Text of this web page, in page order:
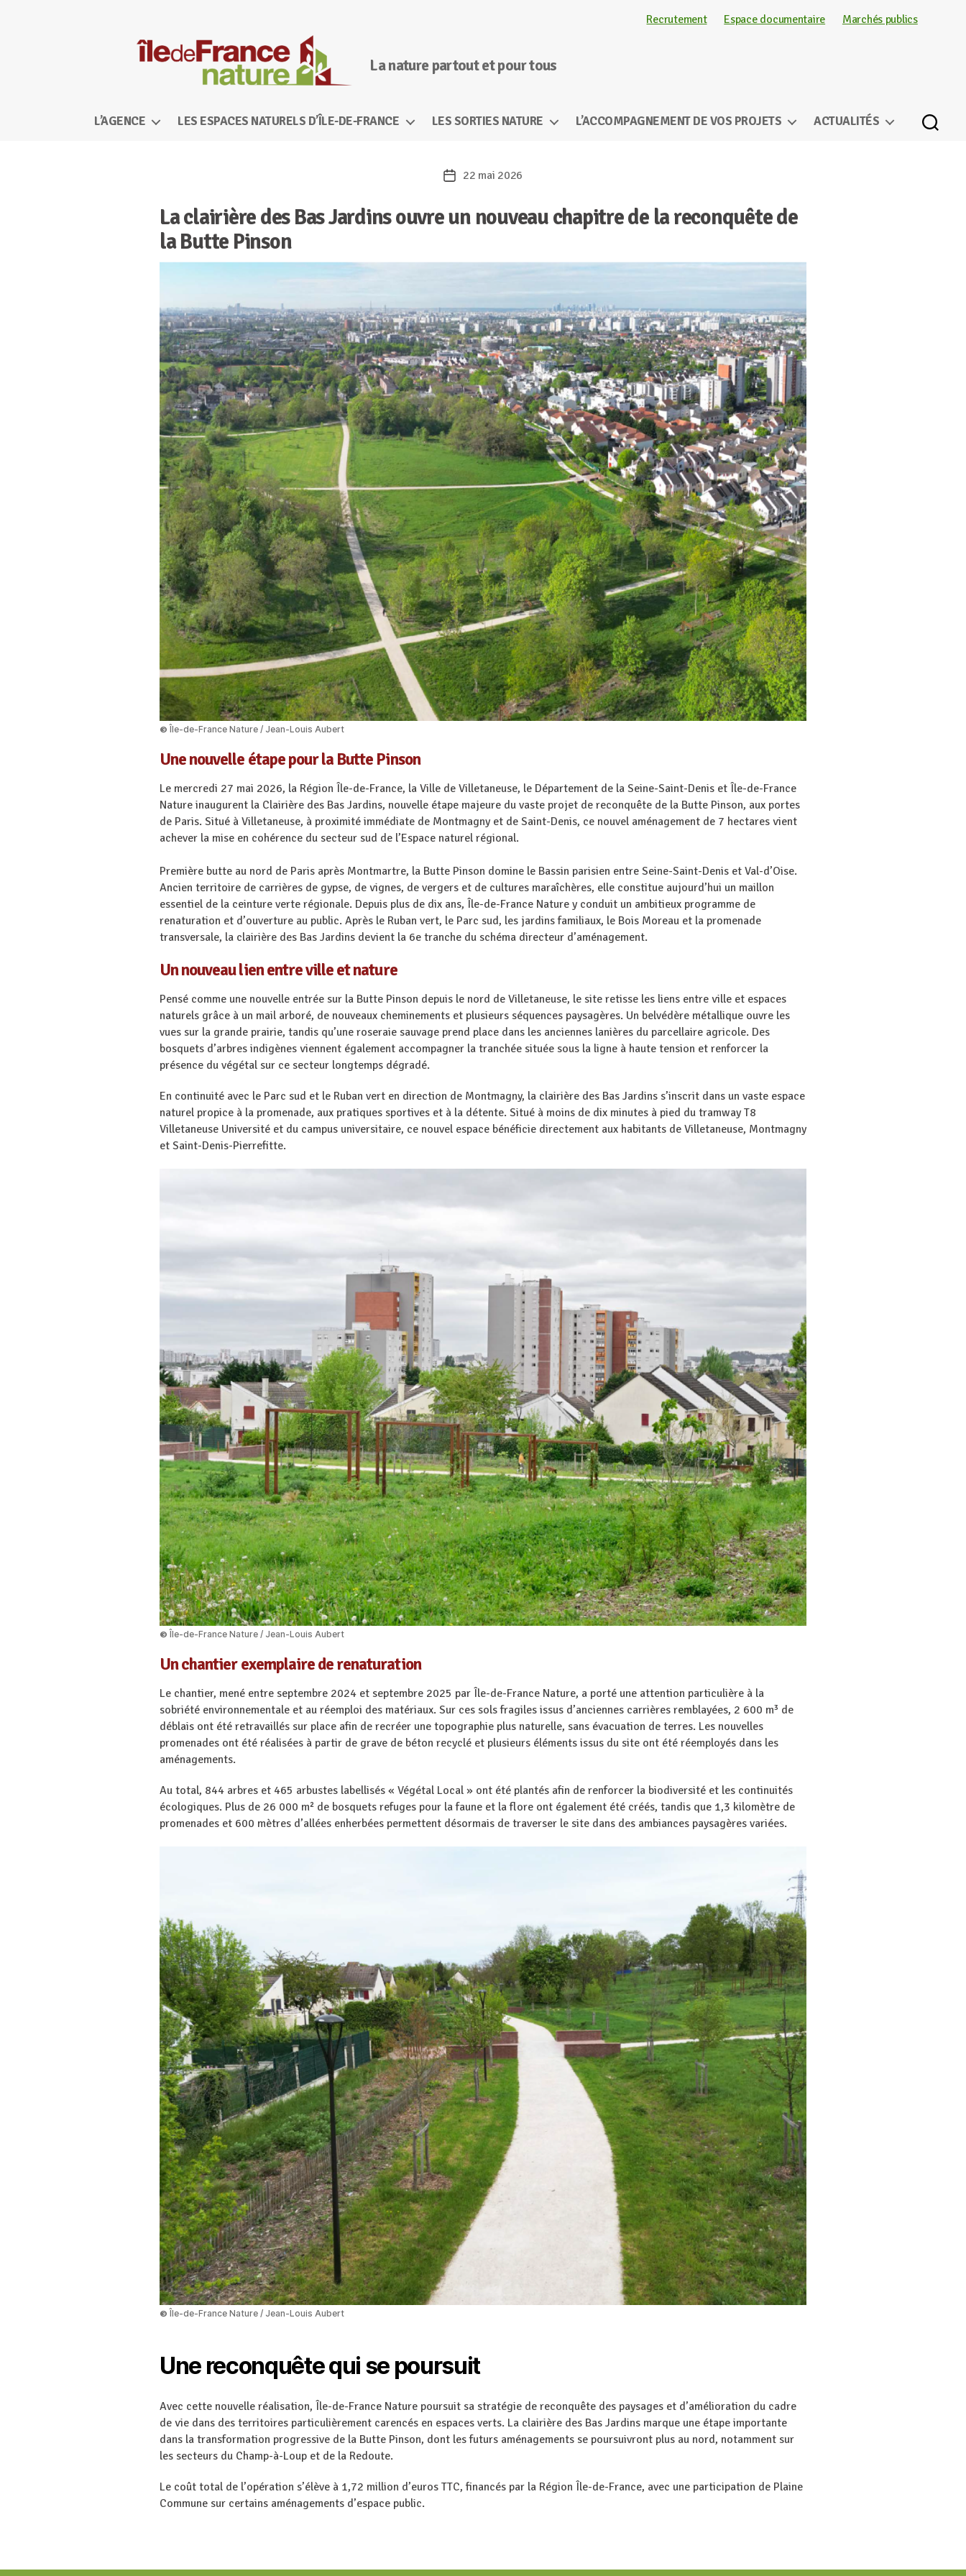
Recrutement Espace documentaire Marchés publics
de-
La nature partout et pour tous
L’AGENCE LES ESPACES NATURELS D’ÎLE-DE-FRANCE LES SORTIES NATURE L’ACCOMPAGNEMENT DE VOS PROJETS ACTUALITÉS
Date
l’article
22 mai 2026
La clairière des Bas Jardins ouvre un nouveau chapitre de la reconquête de
la Butte Pinson
© Île-de-France Nature / Jean-Louis Aubert
Une nouvelle étape pour la Butte Pinson
Le mercredi 27 mai 2026, la Région Île-de-France, la Ville de Villetaneuse, le Département de la Seine-Saint-Denis et Île-de-France
Nature inaugurent la Clairière des Bas Jardins, nouvelle étape majeure du vaste projet de reconquête de la Butte Pinson, aux portes
de Paris. Situé à Villetaneuse, à proximité immédiate de Montmagny et de Saint-Denis, ce nouvel aménagement de 7 hectares vient
achever la mise en cohérence du secteur sud de l’Espace naturel régional.
Première butte au nord de Paris après Montmartre, la Butte Pinson domine le Bassin parisien entre Seine-Saint-Denis et Val-d’Oise.
Ancien territoire de carrières de gypse, de vignes, de vergers et de cultures maraîchères, elle constitue aujourd’hui un maillon
essentiel de la ceinture verte régionale. Depuis plus de dix ans, Île-de-France Nature y conduit un ambitieux programme de
renaturation et d’ouverture au public. Après le Ruban vert, le Parc sud, les jardins familiaux, le Bois Moreau et la promenade
transversale, la clairière des Bas Jardins devient la 6e tranche du schéma directeur d’aménagement.
Un nouveau lien entre ville et nature
Pensé comme une nouvelle entrée sur la Butte Pinson depuis le nord de Villetaneuse, le site retisse les liens entre ville et espaces
naturels grâce à un mail arboré, de nouveaux cheminements et plusieurs séquences paysagères. Un belvédère métallique ouvre les
vues sur la grande prairie, tandis qu’une roseraie sauvage prend place dans les anciennes lanières du parcellaire agricole. Des
bosquets d’arbres indigènes viennent également accompagner la tranchée située sous la ligne à haute tension et renforcer la
présence du végétal sur ce secteur longtemps dégradé.
En continuité avec le Parc sud et le Ruban vert en direction de Montmagny, la clairière des Bas Jardins s’inscrit dans un vaste espace
naturel propice à la promenade, aux pratiques sportives et à la détente. Situé à moins de dix minutes à pied du tramway T8
Villetaneuse Université et du campus universitaire, ce nouvel espace bénéficie directement aux habitants de Villetaneuse, Montmagny
et Saint-Denis-Pierrefitte.
© Île-de-France Nature / Jean-Louis Aubert
Un chantier exemplaire de renaturation
Le chantier, mené entre septembre 2024 et septembre 2025 par Île-de-France Nature, a porté une attention particulière à la
sobriété environnementale et au réemploi des matériaux. Sur ces sols fragiles issus d’anciennes carrières remblayées, 2 600 m³ de
déblais ont été retravaillés sur place afin de recréer une topographie plus naturelle, sans évacuation de terres. Les nouvelles
promenades ont été réalisées à partir de grave de béton recyclé et plusieurs éléments issus du site ont été réemployés dans les
aménagements.
Au total, 844 arbres et 465 arbustes labellisés « Végétal Local » ont été plantés afin de renforcer la biodiversité et les continuités
écologiques. Plus de 26 000 m² de bosquets refuges pour la faune et la flore ont également été créés, tandis que 1,3 kilomètre de
promenades et 600 mètres d’allées enherbées permettent désormais de traverser le site dans des ambiances paysagères variées.
© Île-de-France Nature / Jean-Louis Aubert
Une reconquête qui se poursuit
Avec cette nouvelle réalisation, Île-de-France Nature poursuit sa stratégie de reconquête des paysages et d’amélioration du cadre
de vie dans des territoires particulièrement carencés en espaces verts. La clairière des Bas Jardins marque une étape importante
dans la transformation progressive de la Butte Pinson, dont les futurs aménagements se poursuivront plus au nord, notamment sur
les secteurs du Champ-à-Loup et de la Redoute.
Le coût total de l’opération s’élève à 1,72 million d’euros TTC, financés par la Région Île-de-France, avec une participation de Plaine
Commune sur certains aménagements d’espace public.